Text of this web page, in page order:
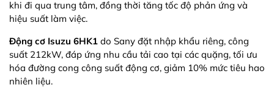
khi đi qua trung tâm, đồng thời tăng tốc độ phản ứng và
hiệu suất làm việc.
Động cơ Isuzu 6HK1 do Sany đặt nhập khẩu riêng, công
suất 212kW, đáp ứng nhu cầu tải cao tại các quặng, tối ưu
hóa đường cong công suất động cơ, giảm 10% mức tiêu hao
nhiên liệu.